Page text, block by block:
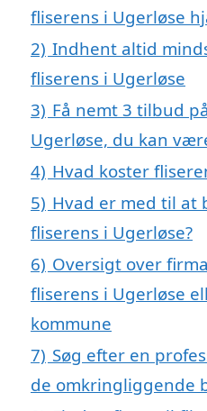
fliserens i Ugerløse
2) Indhent altid
fliserens i Ugerløse
3) Få nemt 3 tilbud
Ugerløse, du kan
4) Hvad koster
5) Hvad er med til at
fliserens i Ugerløse?
6) Oversigt over
fliserens i Ugerløse
kommune
7) Søg efter en
de omkringliggende